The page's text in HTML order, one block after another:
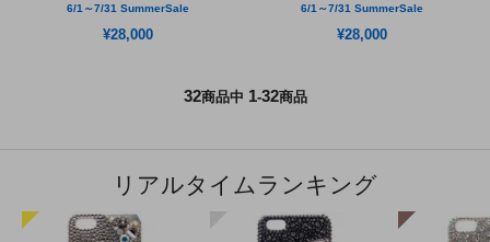
6/1～7/31 SummerSale
¥28,000
6/1～7/31 SummerSale
¥28,000
32商品中 1-32商品
リアルタイムランキング